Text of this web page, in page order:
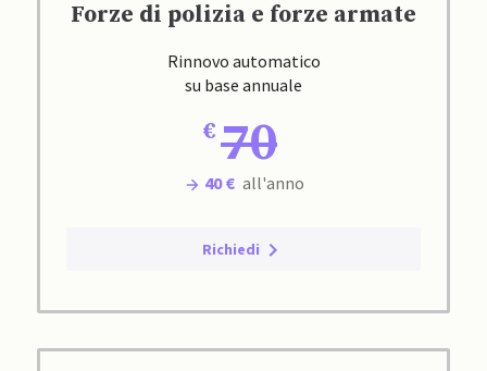
Forze di polizia e forze armate
Rinnovo automatico
su base annuale
70
40 € all'anno
Richiedi